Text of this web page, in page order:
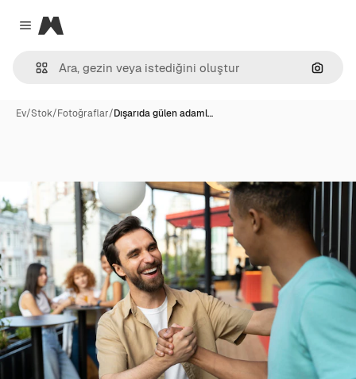
Close menu
Magnific
Ev/Stok/Fotoğraflar/Dışarıda gülen adaml…